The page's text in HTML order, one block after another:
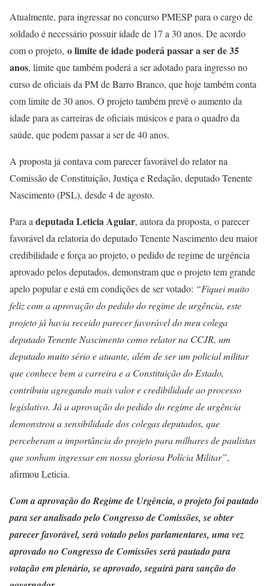
Atualmente, para ingressar no concurso PMESP para o cargo de
soldado é necessário possuir idade de 17 a 30 anos. De acordo
com o projeto, o limite de idade poderá passar a ser de 35
anos, limite que também poderá a ser adotado para ingresso no
curso de oficiais da PM de Barro Branco, que hoje também conta
com limite de 30 anos. O projeto também prevê o aumento da
idade para as carreiras de oficiais músicos e para o quadro da
saúde, que podem passar a ser de 40 anos.
A proposta já contava com parecer favorável do relator na
Comissão de Constituição, Justiça e Redação, deputado Tenente
Nascimento (PSL), desde 4 de agosto.
Para a deputada Leticia Aguiar, autora da proposta, o parecer
favorável da relatoria do deputado Tenente Nascimento deu maior
credibilidade e força ao projeto, o pedido de regime de urgência
aprovado pelos deputados, demonstram que o projeto tem grande
apelo popular e está em condições de ser votado: “Fiquei muito
feliz com a aprovação do pedido do regime de urgência, este
projeto já havia receido parecer favorável do meu colega
deputado Tenente Nascimento como relator na CCJR, um
deputado muito sério e atuante, além de ser um policial militar
que conhece bem a carreira e a Constituição do Estado,
contribuiu agregando mais valor e credibilidade ao processo
legislativo. Já a aprovação do pedido do regime de urgência
demonstrou a sensibilidade dos colegas deputados, que
perceberam a importância do projeto para milhares de paulistas
que sonham ingressar em nossa gloriosa Polícia Militar”,
afirmou Leticia.
Com a aprovação do Regime de Urgência, o projeto foi pautado
para ser analisado pelo Congresso de Comissões, se obter
parecer favorável, será votado pelos parlamentares, uma vez
aprovado no Congresso de Comissões será pautado para
votação em plenário, se aprovado, seguirá para sanção do